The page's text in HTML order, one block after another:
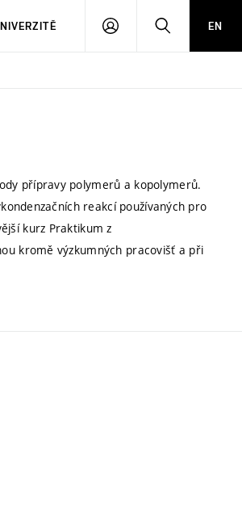
PŘIHLÁSIT HLEDATEN
přípravy polymerů a kopolymerů.
reakcí používaných pro
kurz Praktikum z
kromě výzkumných pracovišť a při